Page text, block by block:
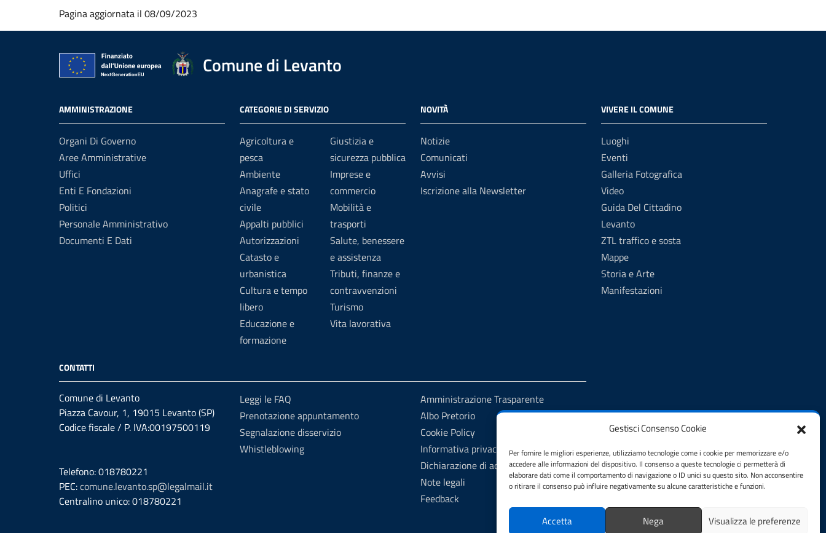
Gestisci Consenso Cookie
Per fornire le migliori esperienze, utilizziamo tecnologie come i cookie per memorizzare e/o
accedere alle informazioni del dispositivo. Il consenso a queste tecnologie ci permetterà di
elaborare dati come il comportamento di navigazione o ID unici su questo sito. Non acconsentire
o ritirare il consenso può influire negativamente su alcune caratteristiche e funzioni.
Accetta Nega Visualizza le preferenze
Pagina aggiornata il 08/09/2023
Comune di Levanto
AMMINISTRAZIONE
Organi Di Governo
Aree Amministrative
Uffici
Enti E Fondazioni
Politici
Personale Amministrativo
Documenti E Dati
CATEGORIE DI SERVIZIO
Agricoltura e
pesca
Ambiente
Anagrafe e stato
civile
Appalti pubblici
Autorizzazioni
Catasto e
urbanistica
Cultura e tempo
libero
Educazione e
formazione
Giustizia e
sicurezza pubblica
Imprese e
commercio
Mobilità e
trasporti
Salute, benessere
e assistenza
Tributi, finanze e
contravvenzioni
Turismo
Vita lavorativa
NOVITÀ
Notizie
Comunicati
Avvisi
Iscrizione alla Newsletter
VIVERE IL COMUNE
Luoghi
Eventi
Galleria Fotografica
Video
Guida Del Cittadino
Levanto
ZTL traffico e sosta
Mappe
Storia e Arte
Manifestazioni
CONTATTI
Comune di Levanto
Piazza Cavour, 1, 19015 Levanto (SP)
Codice fiscale / P. IVA:00197500119
Telefono: 018780221
PEC:comune.levanto.sp@legalmail.it
Centralino unico: 018780221
Leggi le FAQ
Prenotazione appuntamento
Segnalazione disservizio
Whistleblowing
Amministrazione Trasparente
Albo Pretorio
Cookie Policy
Informativa privacy
Dichiarazione di accessibilità
Note legali
Feedback